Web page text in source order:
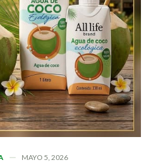
MAYO 5, 2026